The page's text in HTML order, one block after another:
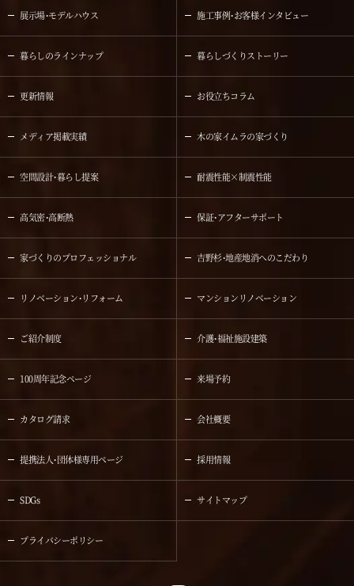
展示場・モデルハウス 施工事例・お客様インタビュー
暮らしのラインナップ 暮らしづくりストーリー
更新情報 お役立ちコラム
メディア掲載実績 木の家イムラの家づくり
空間設計・暮らし提案 耐震性能×制震性能
高気密・高断熱 保証・アフターサポート
家づくりのプロフェッショナル 吉野杉・地産地消へのこだわり
リノベーション・リフォーム マンションリノベーション
ご紹介制度 介護・福祉施設建築
100周年記念ページ 来場予約
カタログ請求 会社概要
提携法人・団体様専用ページ 採用情報
SDGs サイトマップ
プライバシーポリシー